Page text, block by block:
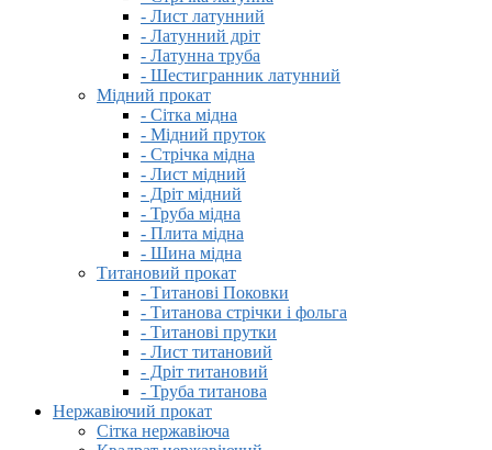
- Лист латунний
- Латунний дріт
- Латунна труба
- Шестигранник латунний
Мідний прокат
- Сітка мідна
- Мідний пруток
- Стрічка мідна
- Лист мідний
- Дріт мідний
- Труба мідна
- Плита мідна
- Шина мідна
Титановий прокат
- Титанові Поковки
- Титанова стрічки і фольга
- Титанові прутки
- Лист титановий
- Дріт титановий
- Труба титанова
Нержавіючий прокат
Сітка нержавіюча